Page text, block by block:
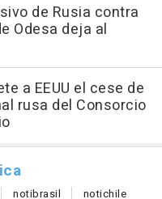
de Rusia contra
Odesa deja al
a EEUU el cese de
rusa del Consorcio
notibrasil notichile